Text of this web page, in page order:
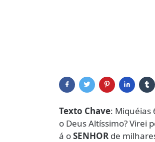
Texto Chave: Miquéias
o Deus Altíssimo? Virei
á oSENHOR de